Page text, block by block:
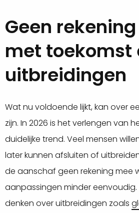
Geen
met toekomst
uitbreidingen
Wat nu voldoende lijkt, kan over
zijn. In 2026 is het verlengen van
duidelijke trend. Veel mensen
later kunnen afsluiten of
de aanschaf geen rekening mee
aanpassingen minder
denken over uitbreidingen zoals